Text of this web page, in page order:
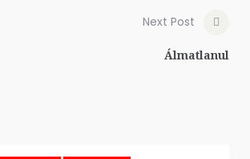
Next Post
Álmatlanul